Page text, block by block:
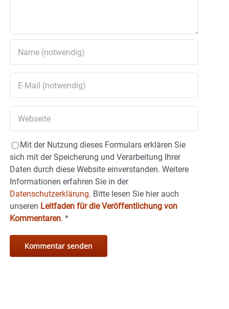
Mit der Nutzung dieses Formulars erklären Sie
sich mit der Speicherung und Verarbeitung Ihrer
Daten durch diese Website einverstanden. Weitere
Informationen erfahren Sie in der
Datenschutzerklärung. Bitte lesen Sie hier auch
unseren Leitfaden für die Veröffentlichung von
Kommentaren. *